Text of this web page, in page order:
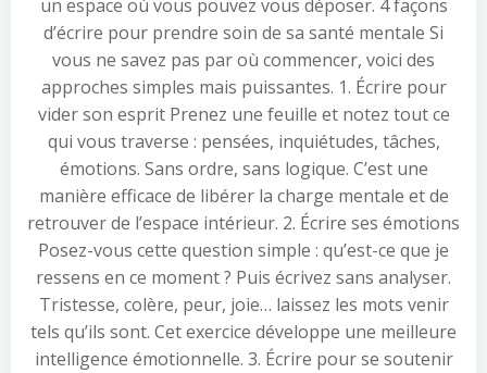
un espace où vous pouvez vous déposer. 4 façons
d’écrire pour prendre soin de sa santé mentale Si
vous ne savez pas par où commencer, voici des
approches simples mais puissantes. 1. Écrire pour
vider son esprit Prenez une feuille et notez tout ce
qui vous traverse : pensées, inquiétudes, tâches,
émotions. Sans ordre, sans logique. C’est une
manière efficace de libérer la charge mentale et de
retrouver de l’espace intérieur. 2. Écrire ses émotions
Posez-vous cette question simple : qu’est-ce que je
ressens en ce moment ? Puis écrivez sans analyser.
Tristesse, colère, peur, joie… laissez les mots venir
tels qu’ils sont. Cet exercice développe une meilleure
intelligence émotionnelle. 3. Écrire pour se soutenir